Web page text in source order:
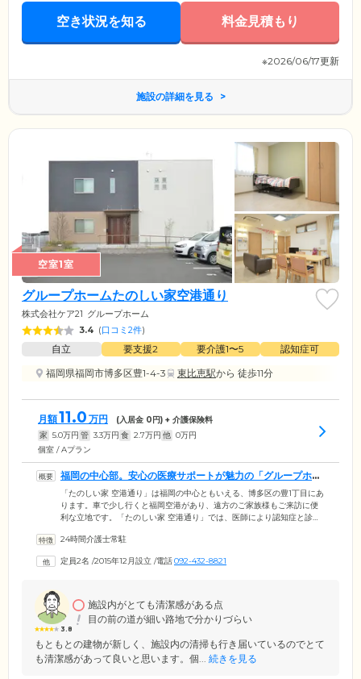
空き状況を知る 料金見積もり
※2026/06/17更新
施設の詳細を見る
空室1室
グループホームたのしい家空港通り
株式会社ケア21 グループホーム
3.4 (口コミ2件)
自立 要支援2 要介護1〜5
認知症可
福岡県福岡市博多区豊1-4-3
東比恵駅から 徒歩11分
月額11.0 万円 (入居金 0円) + 介護保険料
家 5.0万円 管 3.3万円 食 2.7万円 他 0万円
個室 / Aプラン
福岡の中心部。安心の医療サポートが魅力の「グループホー
ム」です
「たのしい家 空港通り」は福岡の中心ともいえる、博多区の豊1丁目にあ
ります。車で少し行くと福岡空港があり、遠方のご家族様もご来訪に便
利な立地です。「たのしい家 空港通り」では、医師により認知症と診断
す。かかりつけ医や訪問看護との連携により、ご入居者様の健康管理を
ご入居者様・ご家族様のご要望に寄り添っています。また、かかりつけ
24時間介護士常駐
定員2名 /2015年12月設立 /電話092-432-8821
3.8
施設内がとても清潔感がある点
目の前の道が細い路地で分かりづらい
もともとの建物が新しく、施設内の清掃も行き届いているのでとて
も清潔感があって良いと思います。個... 続きを見る